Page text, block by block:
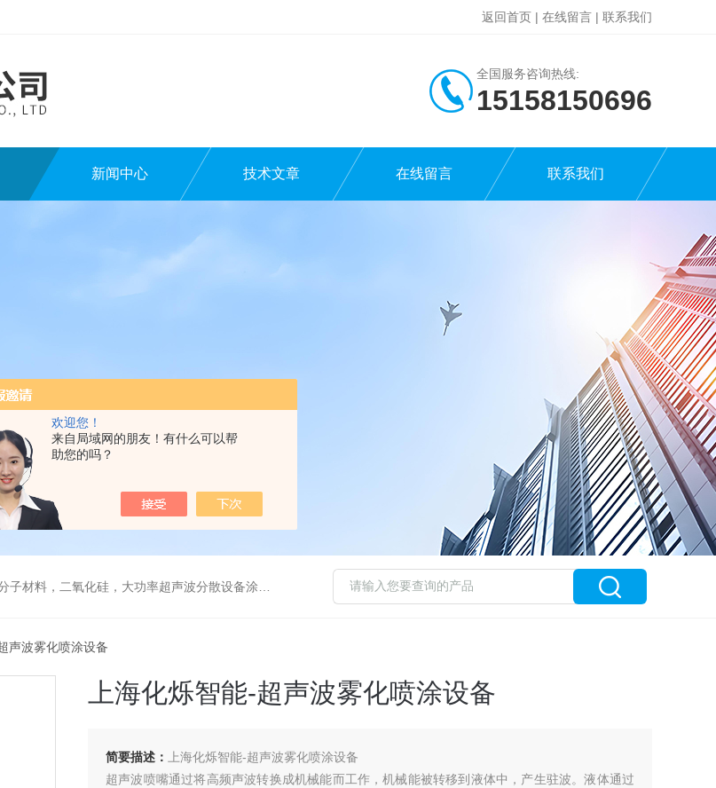
欢迎您！
来自局域网的朋友！有什么可以帮
助您的吗？
返回首页 | 在线留言 | 联系我们
全国服务咨询热线:
15158150696
新闻中心 技术文章 在线留言 联系我们
化硅，大功率超声波分散设备涂料纳米材料石墨烯分散
声波雾化喷涂设备
上海化烁智能-超声波雾化喷涂设备
简要描述：
上海化烁智能-超声波雾化喷涂设备
超声波喷嘴通过将高频声波转换成机械能而工作，机械能被转移到液体中，产生驻波。液体通过